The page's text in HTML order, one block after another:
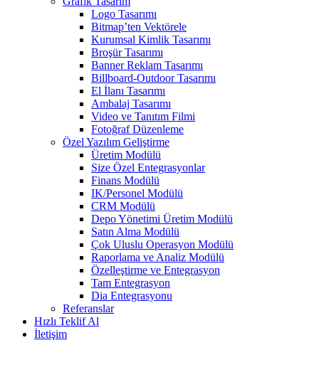
Logo Tasarımı
Bitmap’ten Vektörele
Kurumsal Kimlik Tasarımı
Broşür Tasarımı
Banner Reklam Tasarımı
Billboard-Outdoor Tasarımı
El İlanı Tasarımı
Ambalaj Tasarımı
Video ve Tanıtım Filmi
Fotoğraf Düzenleme
Özel Yazılım Geliştirme
Üretim Modülü
Size Özel Entegrasyonlar
Finans Modülü
IK/Personel Modülü
CRM Modülü
Depo Yönetimi Üretim Modülü
Satın Alma Modülü
Çok Uluslu Operasyon Modülü
Raporlama ve Analiz Modülü
Özelleştirme ve Entegrasyon
Tam Entegrasyon
Dia Entegrasyonu
Referanslar
Hızlı Teklif Al
İletişim